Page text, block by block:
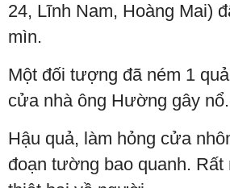
24, Lĩnh Nam, Hoàng Mai)
mìn.
Một đối tượng đã ném 1
cửa nhà ông Hường gây nổ.
Hậu quả, làm hỏng cửa
đoạn tường bao quanh. Rất